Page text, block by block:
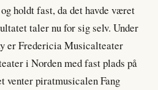
holdt fast, da det havde været
taler nu for sig selv. Under
er Fredericia Musicalteater
i Norden med fast plads på
venter piratmusicalen Fang